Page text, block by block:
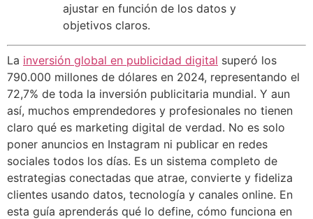
ajustar en función de los datos y
objetivos claros.
La inversión global en publicidad digital superó los
790.000 millones de dólares en 2024, representando el
72,7% de toda la inversión publicitaria mundial. Y aun
así, muchos emprendedores y profesionales no tienen
claro qué es marketing digital de verdad. No es solo
poner anuncios en Instagram ni publicar en redes
sociales todos los días. Es un sistema completo de
estrategias conectadas que atrae, convierte y fideliza
clientes usando datos, tecnología y canales online. En
esta guía aprenderás qué lo define, cómo funciona en